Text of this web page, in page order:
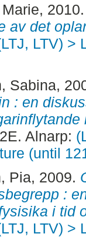
,
av det
LTV) >
Sabina,
: en
Alnarp:
(until
Pia, 2009.
:
i tid
LTV) >